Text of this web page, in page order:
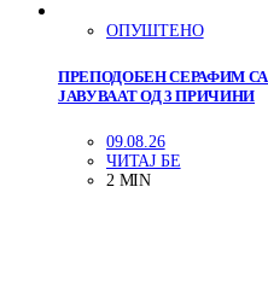
ОПУШТЕНО
ПРЕПОДОБЕН СЕРАФИМ
ЈАВУВААТ ОД 3 ПРИЧИНИ
09.08.26
ЧИТАЈ БЕ
2 MIN